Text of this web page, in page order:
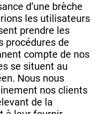
d’une brèche
les utilisateurs
prendre les
procédures de
compte de nos
se situent au
Nous nous
nos clients
de la